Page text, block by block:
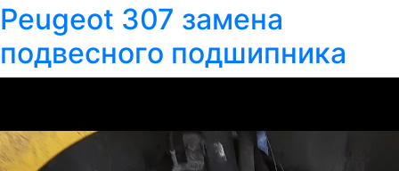
Peugeot 307 замена
подвесного подшипника